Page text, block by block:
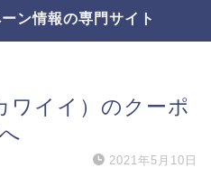
ン情報の専門サイト
ワイイ）のクーポ
2021年5月10日